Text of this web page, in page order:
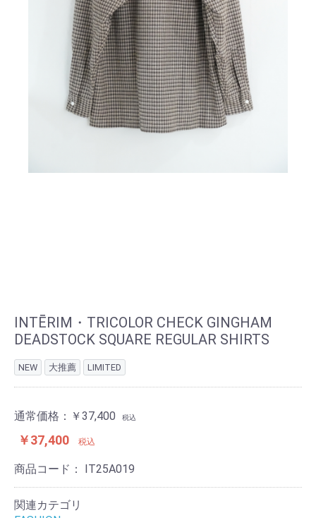
INTĒRIM・TRICOLOR CHECK GINGHAM
DEADSTOCK SQUARE REGULAR SHIRTS
NEW 大推薦 LIMITED
通常価格： ￥37,400 税込
￥37,400 税込
商品コード： IT25A019
関連カテゴリ